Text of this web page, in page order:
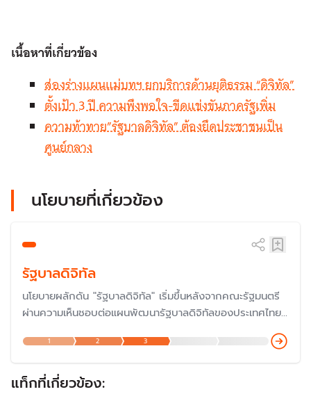
เนื้อหาที่เกี่ยวข้อง
ส่องร่างแผนแม่บทฯ ยกบริการด้านยุติธรรม “ดิจิทัล”
ตั้งเป้า 3 ปี ความพึงพอใจ-ขีดแข่งขันภาครัฐเพิ่ม
ความท้าทาย”รัฐบาลดิจิทัล” ต้องยึดประชาชนเป็น
ศูนย์กลาง
นโยบายที่เกี่ยวข้อง
รัฐบาลดิจิทัล
นโยบายผลักดัน "รัฐบาลดิจิทัล" เริ่มขึ้นหลังจากคณะรัฐมนตรี
ผ่านความเห็นชอบต่อแผนพัฒนารัฐบาลดิจิทัลของประเทศไทย
ระยะ 3 ปี (พ.ศ. 2559 – 2561) เมื่อวันที่ 5 เม.ย. 2559 เพื่อ
ใช้เป็นกลไกสำคัญในการขับเคลื่อนการพัฒนาประเทศที่ยั่งยืน
ด้วยการใช้เทคโนโลยีดิจิทัล
1 2 3
แท็กที่เกี่ยวข้อง: